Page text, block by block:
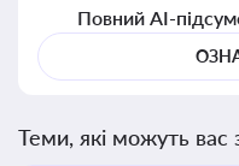
Повний AI-
Теми, які можуть вас